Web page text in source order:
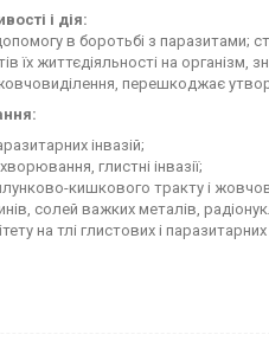
і дія:
в боротьбі з паразитами;
їх життєдіяльності на
перешкоджає
інвазій;
глистні інвазії;
кишкового тракту і
солей важких металів,
на тлі глистових і паразитарних